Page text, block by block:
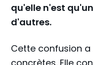
qu'elle n'est
d'autres.
Cette confusion